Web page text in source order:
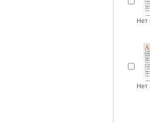
Нет
Нет